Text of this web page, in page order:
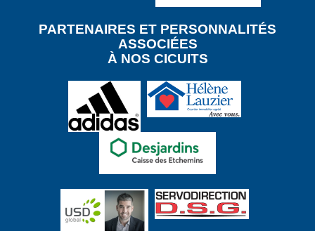
PARTENAIRES ET PERSONNALITÉS
ASSOCIÉES
À NOS CICUITS